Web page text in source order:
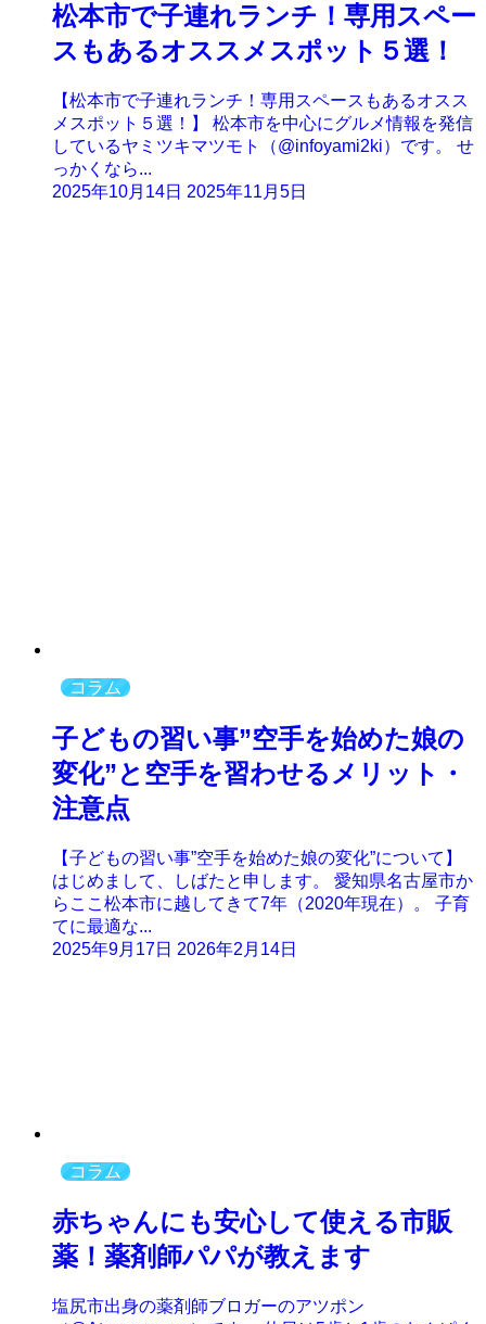
松本市で子連れランチ！専用スペー
スもあるオススメスポット５選！
【松本市で子連れランチ！専用スペースもあるオスス
メスポット５選！】 松本市を中心にグルメ情報を発信
しているヤミツキマツモト（@infoyami2ki）です。 せ
っかくなら...
2025年10月14日 2025年11月5日
コラム
子どもの習い事”空手を始めた娘の
変化”と空手を習わせるメリット・
注意点
【子どもの習い事”空手を始めた娘の変化”について】
はじめまして、しばたと申します。 愛知県名古屋市か
らここ松本市に越してきて7年（2020年現在）。 子育
てに最適な...
2025年9月17日 2026年2月14日
コラム
赤ちゃんにも安心して使える市販
薬！薬剤師パパが教えます
塩尻市出身の薬剤師ブロガーのアツポン